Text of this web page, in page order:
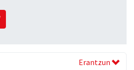
Erantzun